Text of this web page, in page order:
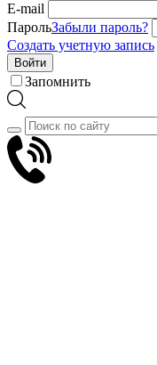
E-mail
ПарольЗабыли пароль?
Создать учетную запись
Войти
Запомнить